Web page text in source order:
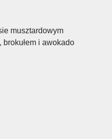
musztardowym
i awokado